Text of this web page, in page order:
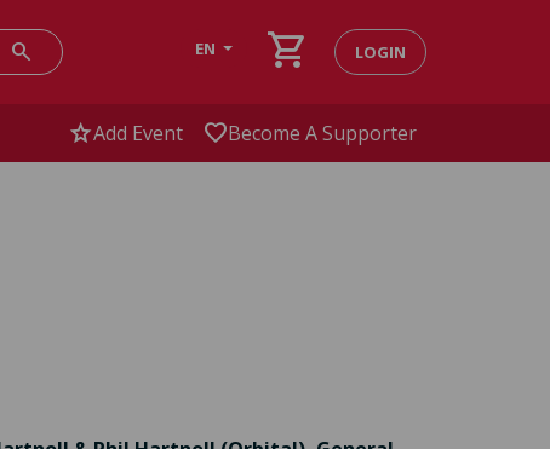
search EN shopping_cart LOGIN
starAdd Event favoriteBecome A Supporter